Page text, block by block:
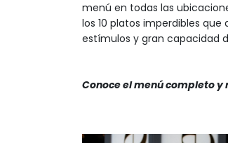
menú en todas las
los 10 platos imperdibles
estímulos y gran capacidad
Conoce el menú completo